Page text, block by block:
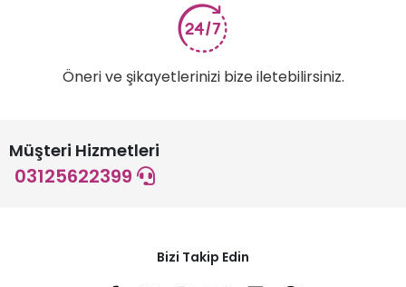
Öneri ve şikayetlerinizi bize iletebilirsiniz.
Müşteri Hizmetleri
03125622399
Bizi Takip Edin